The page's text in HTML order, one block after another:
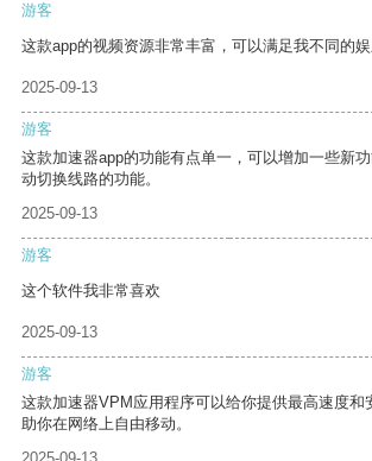
游客
这款app的视频资源非常丰富，可以满足我不同的娱
2025-09-13
游客
这款加速器app的功能有点单一，可以增加一些新
动切换线路的功能。
2025-09-13
游客
这个软件我非常喜欢
2025-09-13
游客
这款加速器VPM应用程序可以给你提供最高速度和
助你在网络上自由移动。